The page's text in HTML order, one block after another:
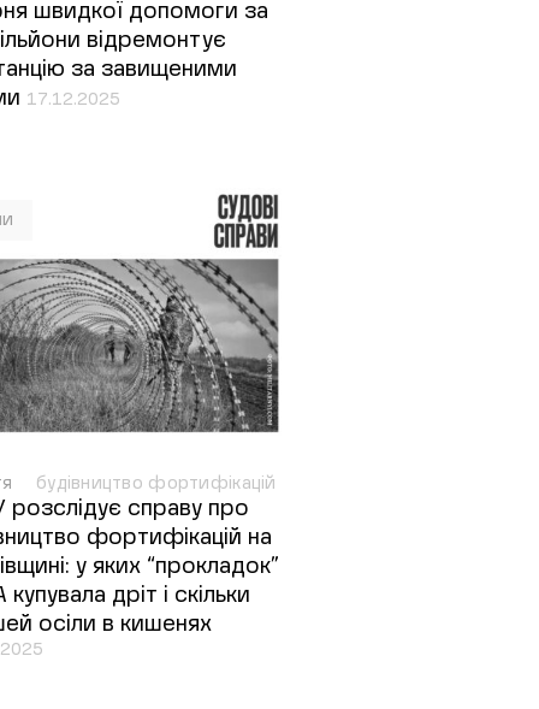
швидкої допомоги за
відремонтує
за завищеними
17.12.2025
будівництво фортифікацій
розслідує справу про
фортифікацій на
у яких “прокладок”
дріт і скільки
осіли в кишенях